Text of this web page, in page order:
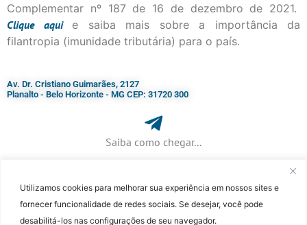
Utilizamos cookies para melhorar sua experiência em nossos sites e
fornecer funcionalidade de redes sociais. Se desejar, você pode
desabilitá-los nas configurações de seu navegador.
Complementar nº 187 de 16 de dezembro de 2021.
Cliqueaqui
e saiba mais sobre a importância da
filantropia (imunidade tributária) para o país.
Av. Dr. Cristiano Guimarães, 2127
Planalto - Belo Horizonte - MG CEP: 31720 300
Saiba como chegar...
+ 55 (31) 3115-7000​